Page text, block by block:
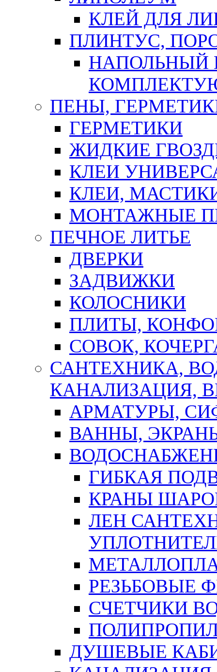
КЛЕЙ ДЛЯ
ПЛИНТУС,
НАПОЛЬНЫЙ
ПЕНЫ,
ГЕРМЕТИКИ
ЖИДКИЕ
КЛЕИ
КЛЕИ,
МОНТАЖНЫЕ
ПЕЧНОЕ ЛИТЬЕ
ДВЕРКИ
ЗАДВИЖКИ
КОЛОСНИКИ
ПЛИТЫ,
СОВОК,
САНТЕХНИКА,
КАНАЛИЗАЦИЯ,
АРМАТУРЫ,
ВАННЫ,
ГИБКАЯ
КРАНЫ
ЛЕН
РЕЗЬБОВЫЕ
СЧЕТЧИКИ
ДУШЕВЫЕ